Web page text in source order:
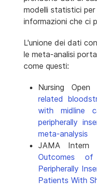
modelli statistici
informazioni che ci
L'unione dei dati
le meta-analisi
come questi:
Nursing Open
related
with midline
peripherally
meta-analysis
JAMA Intern
Outcomes
Peripherally
Patients With